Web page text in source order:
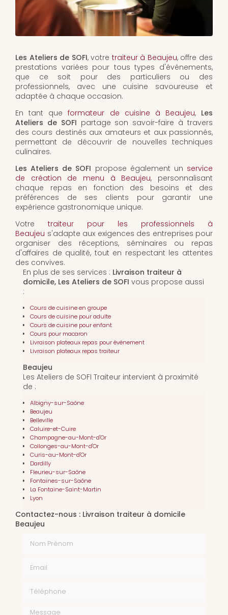
Les Ateliers de SOFI, votre traiteur à Beaujeu, offre des
prestations variées pour tous types d'événements,
que ce soit pour des particuliers ou des
professionnels, avec une cuisine savoureuse et
adaptée à chaque occasion.
En tant queformateur de cuisine à Beaujeu, Les
Ateliers de SOFI partage son savoir-faire à travers
des cours destinés aux amateurs et aux passionnés,
permettant de découvrir de nouvelles techniques
culinaires.
Les Ateliers de SOFI propose également un service
de création de menu à Beaujeu, personnalisant
chaque repas en fonction des besoins et des
préférences de ses clients pour garantir une
expérience gastronomique unique.
Votre traiteur pour les professionnels à
Beaujeu s'adapte aux exigences des entreprises pour
organiser des réceptions, séminaires ou repas
d'affaires de qualité, tout en respectant les attentes
des convives.
En plus de ses services : Livraison traiteur à
domicile, Les Ateliers de SOFI vous propose aussi
:
Cours de cuisine en groupe
Cours de cuisine pour adulte
Cours de cuisine pour enfant
Cours pour macaron
Livraison plateaux repas pour événement
Livraison plateaux repas traiteur
Beaujeu
Les Ateliers de SOFI Traiteur intervient à proximité
de :
Albigny-sur-Saône
Beaujeu
Belleville
Caluire-et-Cuire
Champagne-au-Mont-d'Or
Collonges-au-Mont-d'Or
Curis-au-Mont-d'Or
Dardilly
Fleurieu-sur-Saône
Fontaines-sur-Saône
La Fontaine-Saint-Martin
Lyon
Contactez-nous : Livraison traiteur à domicile
Beaujeu
Message